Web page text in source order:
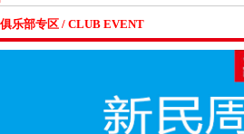
俱乐部专区 / CLUB EVENT